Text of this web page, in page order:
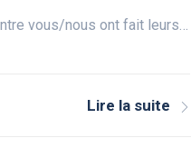
vous/nous ont fait leurs…
Lire la suite